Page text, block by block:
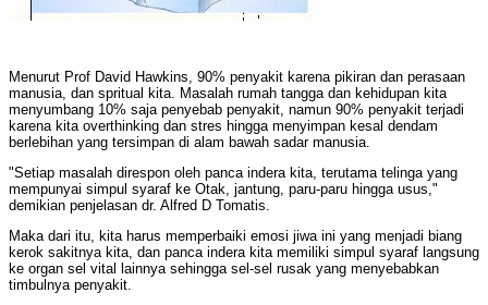
Menurut Prof David Hawkins, 90% penyakit karena pikiran dan perasaan
manusia, dan spritual kita. Masalah rumah tangga dan kehidupan kita
menyumbang 10% saja penyebab penyakit, namun 90% penyakit terjadi
karena kita overthinking dan stres hingga menyimpan kesal dendam
berlebihan yang tersimpan di alam bawah sadar manusia.
"Setiap masalah direspon oleh panca indera kita, terutama telinga yang
mempunyai simpul syaraf ke Otak, jantung, paru-paru hingga usus,"
demikian penjelasan dr. Alfred D Tomatis.
Maka dari itu, kita harus memperbaiki emosi jiwa ini yang menjadi biang
kerok sakitnya kita, dan panca indera kita memiliki simpul syaraf langsung
ke organ sel vital lainnya sehingga sel-sel rusak yang menyebabkan
timbulnya penyakit.